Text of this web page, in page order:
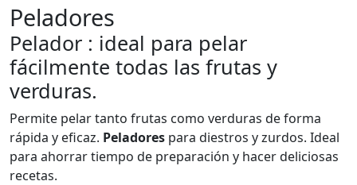
Peladores
Pelador : ideal para pelar
fácilmente todas las frutas y
verduras.
Permite pelar tanto frutas como verduras de forma
rápida y eficaz. Peladores para diestros y zurdos. Ideal
para ahorrar tiempo de preparación y hacer deliciosas
recetas.